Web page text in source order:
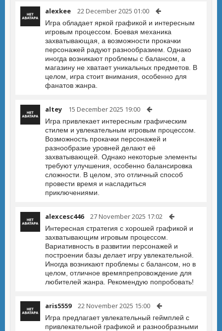
alexkee 22 December 2025 01:00
Игра обладает яркой графикой и интересным
игровым процессом. Боевая механика
захватывающая, а возможности прокачки
персонажей радуют разнообразием. Однако
иногда возникают проблемы с балансом, а
магазину не хватает уникальных предметов. В
целом, игра стоит внимания, особенно для
фанатов жанра.
altey 15 December 2025 19:00
Игра привлекает интересным графическим
стилем и увлекательным игровым процессом.
Возможность прокачки персонажей и
разнообразие уровней делают её
захватывающей. Однако некоторые элементы
требуют улучшения, особенно балансировка
сложности. В целом, это отличный способ
провести время и насладиться
приключениями.
alexcesc446 27 November 2025 17:02
Интересная стратегия с хорошей графикой и
захватывающим игровым процессом.
Вариативность в развитии персонажей и
построении базы делает игру увлекательной.
Иногда возникают проблемы с балансом, но в
целом, отличное времяпрепровождение для
любителей жанра. Рекомендую попробовать!
aris5559 22 November 2025 15:00
Игра предлагает увлекательный геймплей с
привлекательной графикой и разнообразными